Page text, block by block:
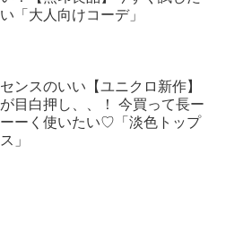
い「大人向けコーデ」
センスのいい【ユニクロ新作】
が目白押し、、！ 今買って長ー
ーーく使いたい♡「淡色トップ
ス」